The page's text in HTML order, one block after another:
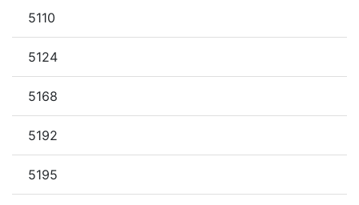
5110
5124
5168
5192
5195